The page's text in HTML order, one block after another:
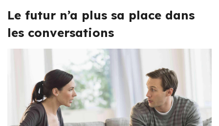
Le futur n’a plus sa place dans
les conversations